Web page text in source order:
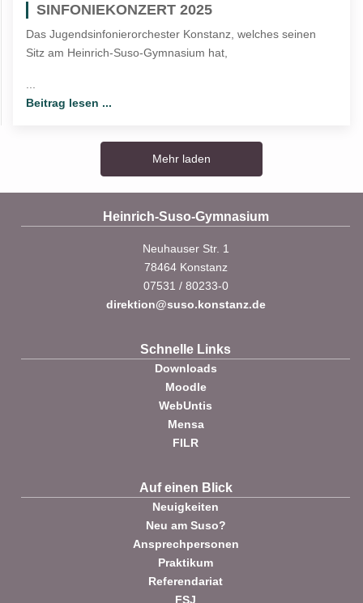
SINFONIEKONZERT 2025
Das Jugendsinfonierorchester Konstanz, welches seinen
Sitz am Heinrich-Suso-Gymnasium hat,
Beitrag lesen ...
Mehr laden
Heinrich-Suso-Gymnasium
Neuhauser Str. 1
78464 Konstanz
07531 / 80233-0
direktion@suso.konstanz.de
Schnelle Links
Downloads
Moodle
WebUntis
Mensa
FILR
Auf einen Blick
Neuigkeiten
Neu am Suso?
Ansprechpersonen
Praktikum
Referendariat
FSJ